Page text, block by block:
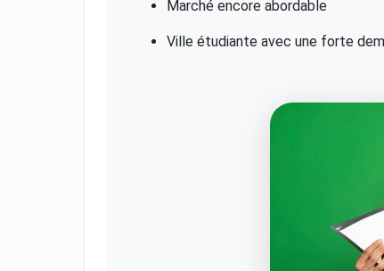
Marché encore abordable
Ville étudiante avec une forte